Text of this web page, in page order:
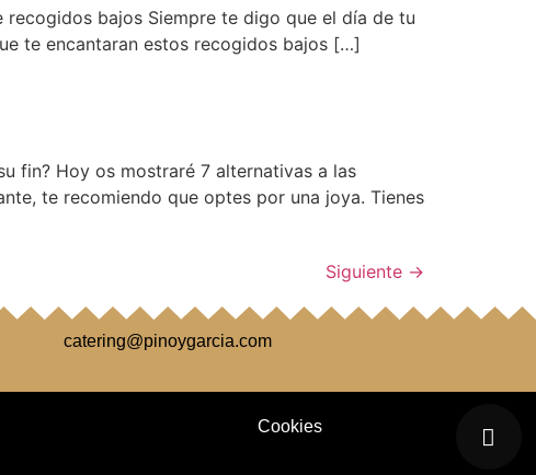
bajos Siempre te digo que el día de tu
te encantaran estos recogidos bajos […]
fin? Hoy os mostraré 7 alternativas a las
te recomiendo que optes por una joya. Tienes
Siguiente →
catering@pinoygarcia.com
Cookies